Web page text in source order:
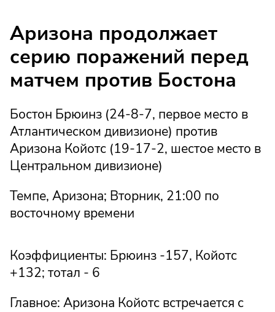
Аризона продолжает
серию поражений перед
матчем против Бостона
Бостон Брюинз (24-8-7, первое место в
Атлантическом дивизионе) против
Аризона Койотс (19-17-2, шестое место в
Центральном дивизионе)
Темпе, Аризона; Вторник, 21:00 по
восточному времени
Коэффициенты: Брюинз -157, Койотс
+132; тотал - 6
Главное: Аризона Койотс встречается с